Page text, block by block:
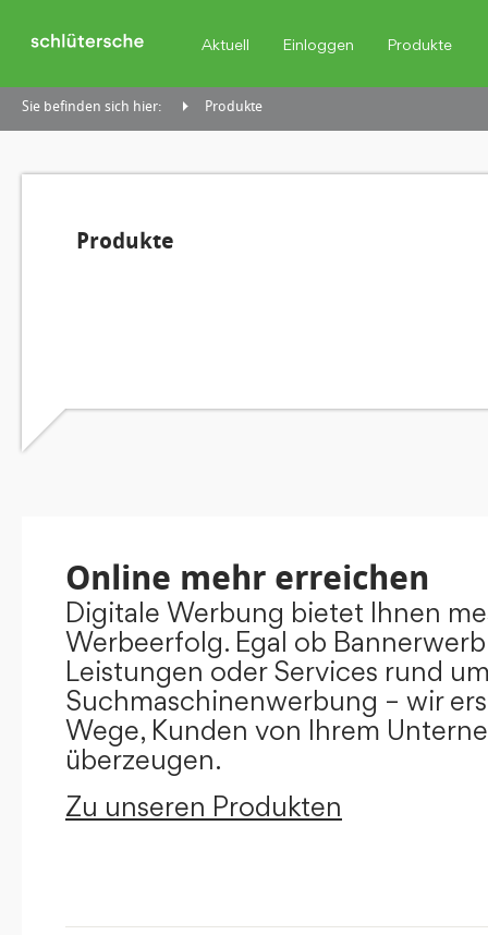
Aktuell Einloggen Produkte
Sie befinden sich hier: Produkte
Produkte
Online mehr erreichen
Digitale Werbung bietet Ihnen
Werbeerfolg. Egal ob
Leistungen oder Services rund
Suchmaschinenwerbung – wir
Wege, Kunden von Ihrem
überzeugen.
Zu unseren Produkten